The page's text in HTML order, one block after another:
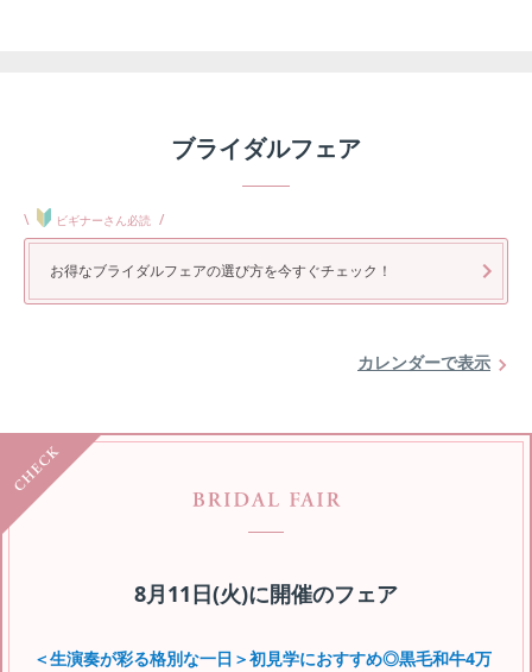
ブライダルフェア
\ ビギナーさん必読 /
お得なブライダルフェアの選び方を今すぐチェック！
カレンダーで表示
8月11日(火)に開催のフェア
＜生演奏が彩る格別な一日＞初見学におすすめ◎黒毛和牛4万